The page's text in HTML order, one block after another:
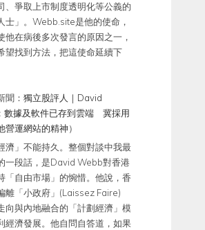
、爭取上市制度透明化等公義的
士」。Webb.site是他的使命，
他在病後多次發言的原因之一，
望找到方法，把這使命延續下
聞： 獨立股評人｜David
數據及軟件已存到雲端 冀採用
營運網站的精神）
濟」不能持久。整個對談中我最
一段話，是David Webb對香港
「自由市場」的惋惜。他說，香
離「小政府」(Laissez Faire)
向與內地融合的「計劃經濟」模
經濟發展。他自問自答道，如果